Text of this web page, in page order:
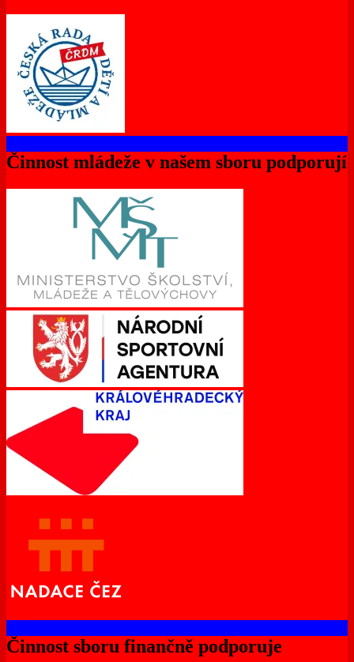
Činnost mládeže v našem sboru podporují
Činnost sboru finančně podporuje